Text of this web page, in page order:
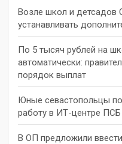
Возле школ и детсадов
устанавливать
По 5 тысяч рублей на
автоматически:
порядок выплат
Юные севастопольцы
работу в ИТ-центре ПСБ
В ОП предложили